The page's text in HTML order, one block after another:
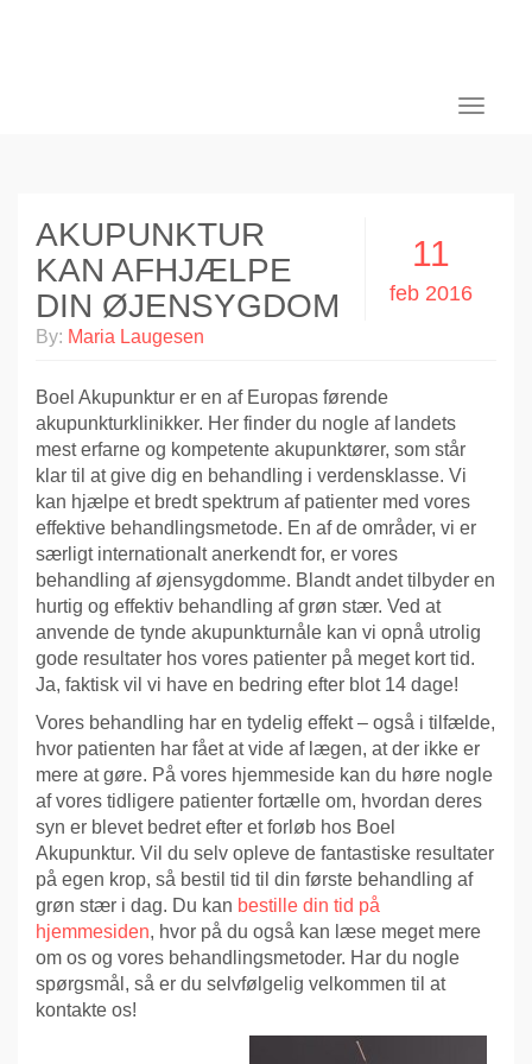
Toggle
11
feb 2016
AKUPUNKTUR
KAN AFHJÆLPE
DIN ØJENSYGDOM
By: Maria Laugesen
Boel Akupunktur er en af Europas førende
akupunkturklinikker. Her finder du nogle af landets
mest erfarne og kompetente akupunktører, som står
klar til at give dig en behandling i verdensklasse. Vi
kan hjælpe et bredt spektrum af patienter med vores
effektive behandlingsmetode. En af de områder, vi er
særligt internationalt anerkendt for, er vores
behandling af øjensygdomme. Blandt andet tilbyder en
hurtig og effektiv behandling af grøn stær. Ved at
anvende de tynde akupunkturnåle kan vi opnå utrolig
gode resultater hos vores patienter på meget kort tid.
Ja, faktisk vil vi have en bedring efter blot 14 dage!
Vores behandling har en tydelig effekt – også i tilfælde,
hvor patienten har fået at vide af lægen, at der ikke er
mere at gøre. På vores hjemmeside kan du høre nogle
af vores tidligere patienter fortælle om, hvordan deres
syn er blevet bedret efter et forløb hos Boel
Akupunktur. Vil du selv opleve de fantastiske resultater
på egen krop, så bestil tid til din første behandling af
grøn stær i dag. Du kan bestille din tid på
hjemmesiden, hvor på du også kan læse meget mere
om os og vores behandlingsmetoder. Har du nogle
spørgsmål, så er du selvfølgelig velkommen til at
kontakte os!